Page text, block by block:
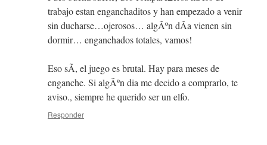
trabajo estan enganchaditos y han empezado a venir
sin ducharse…ojerosos… algÃºn dÃ­a vienen sin
dormir… enganchados totales, vamos!
Eso sÃ­, el juego es brutal. Hay para meses de
enganche. Si algÃºn dia me decido a comprarlo, te
aviso., siempre he querido ser un elfo.
Responder